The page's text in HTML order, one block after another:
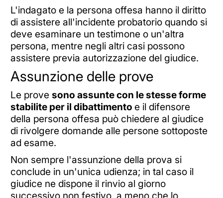
L'indagato e la persona offesa hanno il diritto
di assistere all'incidente probatorio quando si
deve esaminare un testimone o un'altra
persona, mentre negli altri casi possono
assistere previa autorizzazione del giudice.
Assunzione delle prove
Le prove sono assunte con le stesse forme
stabilite per il dibattimento e il difensore
della persona offesa può chiedere al giudice
di rivolgere domande alle persone sottoposte
ad esame.
Non sempre l'assunzione della prova si
conclude in un'unica udienza; in tal caso il
giudice ne dispone il rinvio al giorno
successivo non festivo, a meno che lo